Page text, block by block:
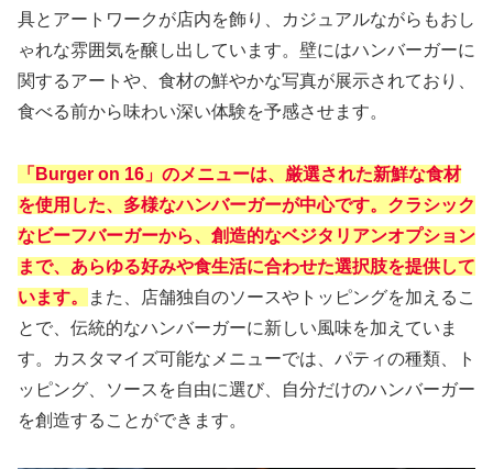
具とアートワークが店内を飾り、カジュアルながらもおし
ゃれな雰囲気を醸し出しています。壁にはハンバーガーに
関するアートや、食材の鮮やかな写真が展示されており、
食べる前から味わい深い体験を予感させます。
「Burger on 16」のメニューは、厳選された新鮮な食材
を使用した、多様なハンバーガーが中心です。クラシック
なビーフバーガーから、創造的なベジタリアンオプション
まで、あらゆる好みや食生活に合わせた選択肢を提供して
います。
また、店舗独自のソースやトッピングを加えるこ
とで、伝統的なハンバーガーに新しい風味を加えていま
す。カスタマイズ可能なメニューでは、パティの種類、ト
ッピング、ソースを自由に選び、自分だけのハンバーガー
を創造することができます。